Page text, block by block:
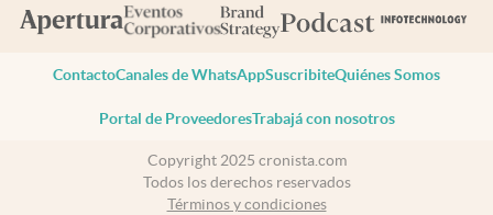
ContactoCanales de WhatsAppSuscribiteQuiénes Somos
Portal de ProveedoresTrabajá con nosotros
Copyright 2025 cronista.com
Todos los derechos reservados
Términos y condiciones